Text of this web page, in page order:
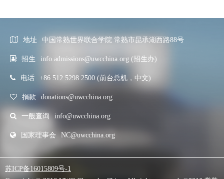
地址 中国常熟世界联合学院 常熟市昆承湖西路88号
招生 info.admissions@uwcchina.org (招生办)
电话 +86 512 5298 2500 (前台总机，中文)
捐款 donations@uwcchina.org
一般查询 info@uwcchina.org
国家理事会 NC@uwcchina.org
苏ICP备16015809号-1